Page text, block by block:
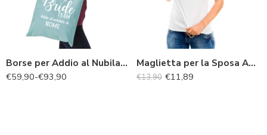
Borse per Addio al Nubilato Personalizzate con Nome Sposa (6-8-10 pz) + 1 Omaggio “Bride to be”
€59,90-€93,90
Maglietta per la Sposa Addio al Nubilato
€13,90 €11,89